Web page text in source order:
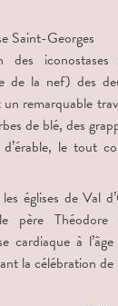
des iconostases
de la nef) des
remarquable
de blé, des
le tout
églises de Val
Théodore
cardiaque à
la célébration